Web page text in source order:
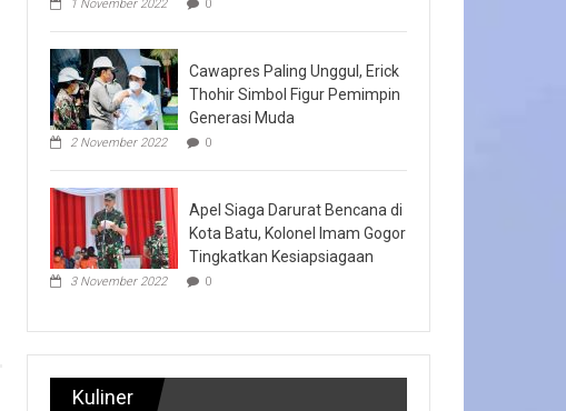
1 November 2022 0
Cawapres Paling Unggul, Erick
Thohir Simbol Figur Pemimpin
Generasi Muda
2 November 2022 0
Apel Siaga Darurat Bencana di
Kota Batu, Kolonel Imam Gogor
Tingkatkan Kesiapsiagaan
3 November 2022 0
Kuliner